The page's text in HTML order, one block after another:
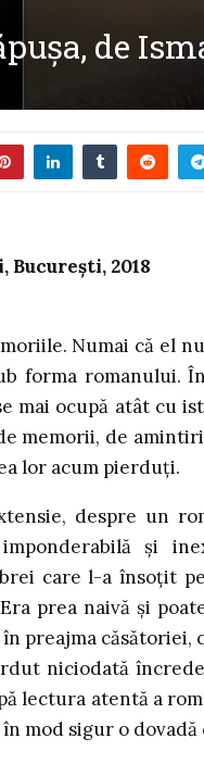
de
2018
Numai că el
forma romanului.
mai ocupă atât cu
memorii, de
lor acum pierduți.
despre un
și
care l-a însoțit
prea naivă și
preajma
niciodată
lectura atentă a
mod sigur o